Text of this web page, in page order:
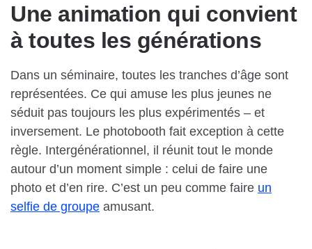
Une animation qui convient
à toutes les générations
Dans un séminaire, toutes les tranches d’âge sont
représentées. Ce qui amuse les plus jeunes ne
séduit pas toujours les plus expérimentés – et
inversement. Le photobooth fait exception à cette
règle. Intergénérationnel, il réunit tout le monde
autour d’un moment simple : celui de faire une
photo et d’en rire. C’est un peu comme faire un
selfie de groupe amusant.